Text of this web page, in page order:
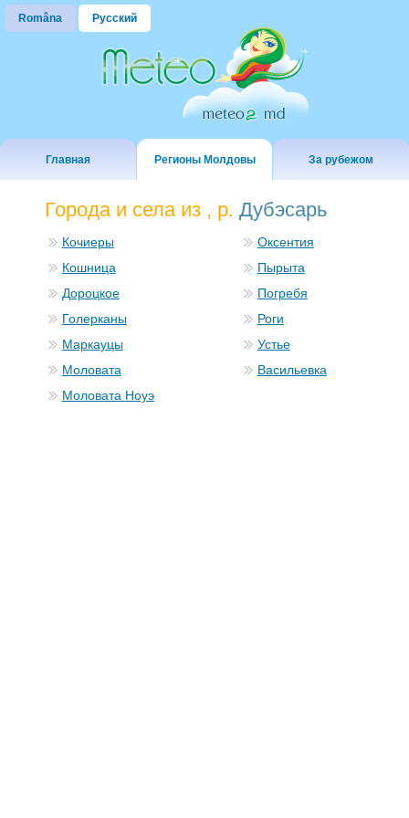
Româna Русский
Главная Регионы Молдовы За рубежом
Города и села из , р. Дубэсарь
Кочиеры
Кошница
Дороцкое
Голерканы
Маркауцы
Моловата
Моловата Ноуэ
Оксентия
Пырыта
Погребя
Роги
Устье
Васильевка